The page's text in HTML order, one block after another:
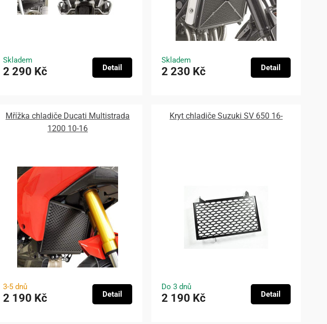
Skladem
2 290 Kč Detail
Skladem
2 230 Kč Detail
Mřížka chladiče Ducati Multistrada
1200 10-16
3-5 dnů
2 190 Kč Detail
Kryt chladiče Suzuki SV 650 16-
Do 3 dnů
2 190 Kč Detail